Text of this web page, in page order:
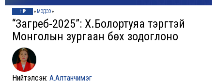
НҮҮР » МЭДЭЭ»
“Загреб-2025”: Х.Болортуяа тэргүүтэй
Монголын зургаан бөх зодоглоно
Нийтэлсэн: А.Алтанчимэг